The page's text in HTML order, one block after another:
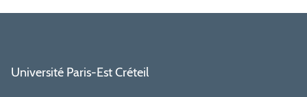
Université Paris-Est Créteil